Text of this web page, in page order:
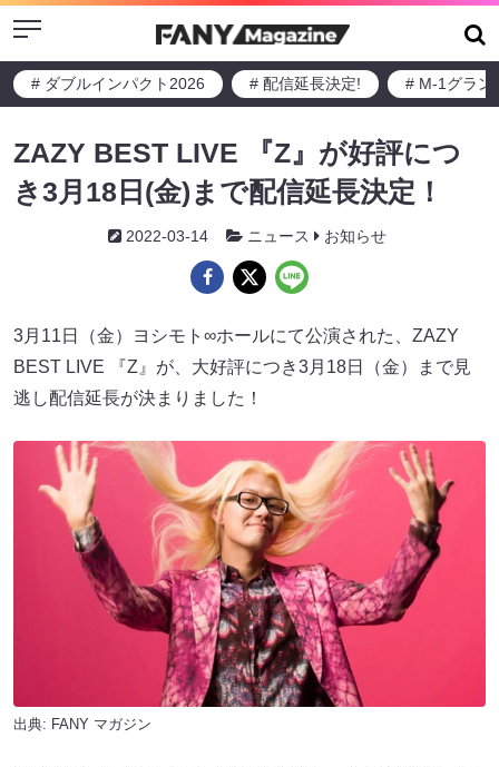
Menu
# ダブルインパクト2026 # 配信延長決定! # M-1グラン
ZAZY BEST LIVE 『Z』が好評につ
き3月18日(金)まで配信延長決定！
2022-03-14 ニュース お知らせ
3月11日（金）ヨシモト∞ホールにて公演された、ZAZY
BEST LIVE 『Z』が、大好評につき3月18日（金）まで見
逃し配信延長が決まりました！
出典: FANY マガジン